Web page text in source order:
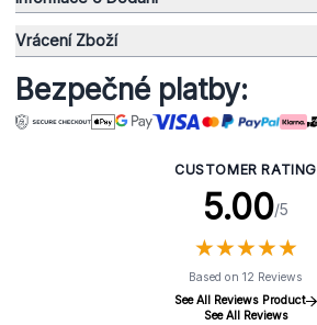
Vrácení Zboží
Bezpečné platby:
CUSTOMER RATING
5.00/5
★★★★★
★★★★★
Based on 12 Reviews
See All Reviews Product
See All Reviews